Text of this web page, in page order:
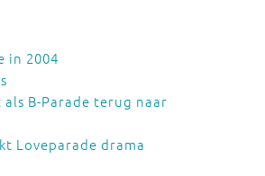
in 2004
B-Parade terug naar
Loveparade drama